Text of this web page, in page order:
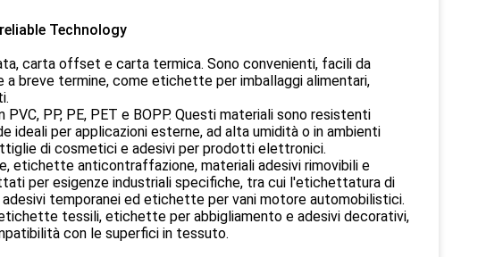
Technology
carta offset e carta termica. Sono convenienti, facili da
breve termine, come etichette per imballaggi alimentari,
PVC, PP, PE, PET e BOPP. Questi materiali sono resistenti
ideali per applicazioni esterne, ad alta umidità o in ambienti
di cosmetici e adesivi per prodotti elettronici.
etichette anticontraffazione, materiali adesivi rimovibili e
per esigenze industriali specifiche, tra cui l'etichettatura di
temporanei ed etichette per vani motore automobilistici.
tessili, etichette per abbigliamento e adesivi decorativi,
con le superfici in tessuto.